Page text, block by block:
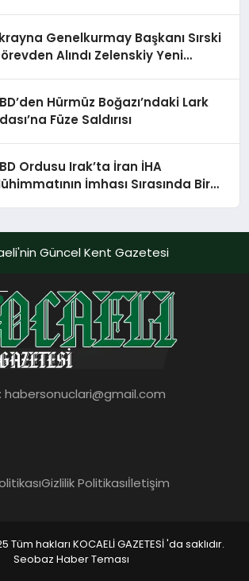
Genelkurmay Başkanı Sırski
Alındı Zelenskiy Yeni
Hürmüz Boğazı’ndaki Lark
Füze Saldırısı
Ordusu Irak’ta İran İHA
İmhası Sırasında Bir
Güncel Kent Gazetesi
habersonuclari@gmail.com
Gizlilik Politikasıİletişim
hakları KOCAELİ GAZETESİ 'da saklıdır.
Seobaz Haber Teması